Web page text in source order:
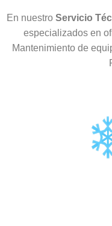
En nuestro Servicio
especializados en
Mantenimiento de